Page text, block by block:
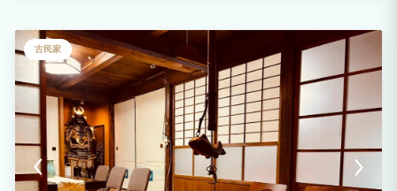
所：まるがやつ農園 ■体験時間：チェックイン後45分程度 ■人数：2名~15名様 ◎手持
ち花火体験 Handheld fireworks ■料金：無料(※花火はご持参下さい) ※花火
の販売も有り ■場所：まるがやつガーデン ■時間：夕方~20時 千葉の恵みBBQセット
と朝食パンのホームベーカリーをつける事が出来ます お一人様¥4,400（税込） 2名
様〜 ※2週間前までにお申し込み下さい ※食材内容は季節によって異なります ※土日
祝日のお問い合わせにつきましては、翌営業日（平日）以降のご返信となりますのでご
了承くださいませ
古民家